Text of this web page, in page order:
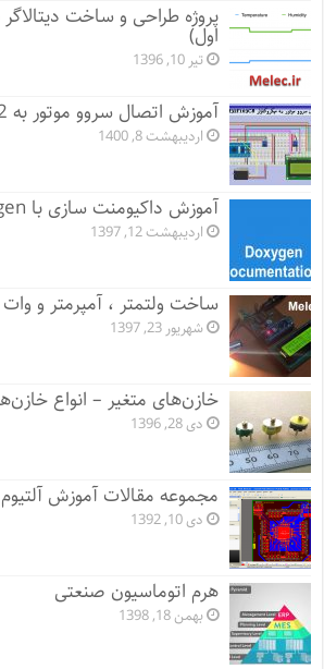
پروژه طراحی و ساخت
اول)
تیر 10, 1396
آموزش اتصال سروو موتور به STM32
اردیبهشت 8, 1400
آموزش داکیومنت سازی با Doxygen
اردیبهشت 12, 1397
ساخت ولتمتر ، آمپرمتر و وات
شهریور 23, 1397
خازن‌های متغیر – انواع
دی 28, 1396
مجموعه مقالات آموزش آلتیوم
دی 10, 1392
هرم اتوماسیون صنعتی
بهمن 18, 1398